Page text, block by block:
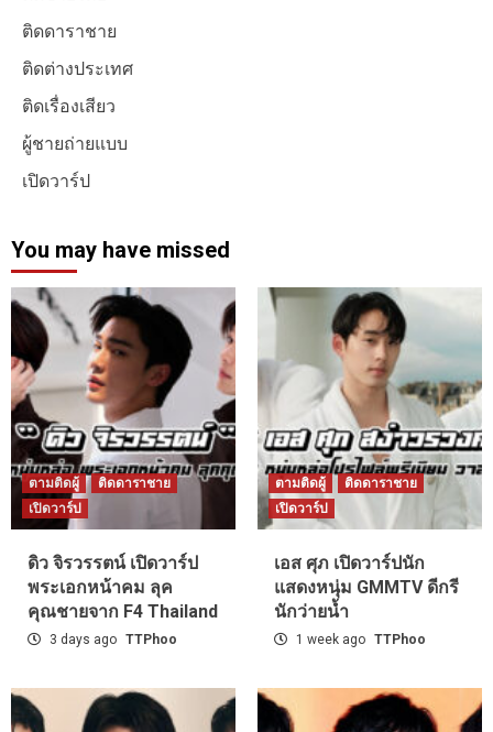
ติดดาราชาย
ติดต่างประเทศ
ติดเรื่องเสียว
ผู้ชายถ่ายแบบ
เปิดวาร์ป
You may have missed
ตามติดผู้
ติดดาราชาย
เปิดวาร์ป
ดิว จิรวรรตน์ เปิดวาร์ป
พระเอกหน้าคม ลุค
คุณชายจาก F4 Thailand
3 days ago TTPhoo
ตามติดผู้
ติดดาราชาย
เปิดวาร์ป
เอส ศุภ เปิดวาร์ปนัก
แสดงหนุ่ม GMMTV ดีกรี
นักว่ายน้ำ
1 week ago TTPhoo